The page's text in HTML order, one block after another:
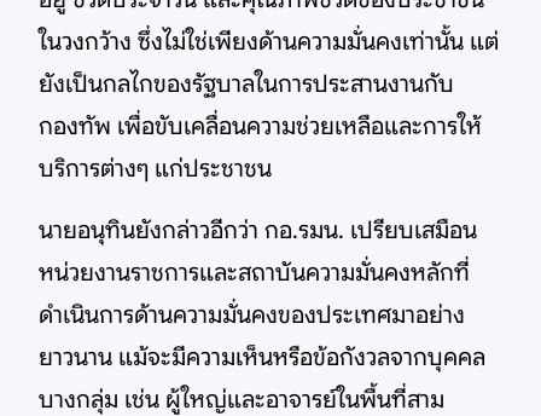
ในวงกว้าง ซึ่งไม่ใช่เพียงด้านความมั่นคงเท่านั้น แต่
ยังเป็นกลไกของรัฐบาลในการประสานงานกับ
กองทัพ เพื่อขับเคลื่อนความช่วยเหลือและการให้
บริการต่างๆ แก่ประชาชน
นายอนุทินยังกล่าวอีกว่า กอ.รมน. เปรียบเสมือน
หน่วยงานราชการและสถาบันความมั่นคงหลักที่
ดำเนินการด้านความมั่นคงของประเทศมาอย่าง
ยาวนาน แม้จะมีความเห็นหรือข้อกังวลจากบุคคล
บางกลุ่ม เช่น ผู้ใหญ่และอาจารย์ในพื้นที่สาม